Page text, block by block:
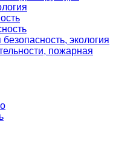
экология
пожарная